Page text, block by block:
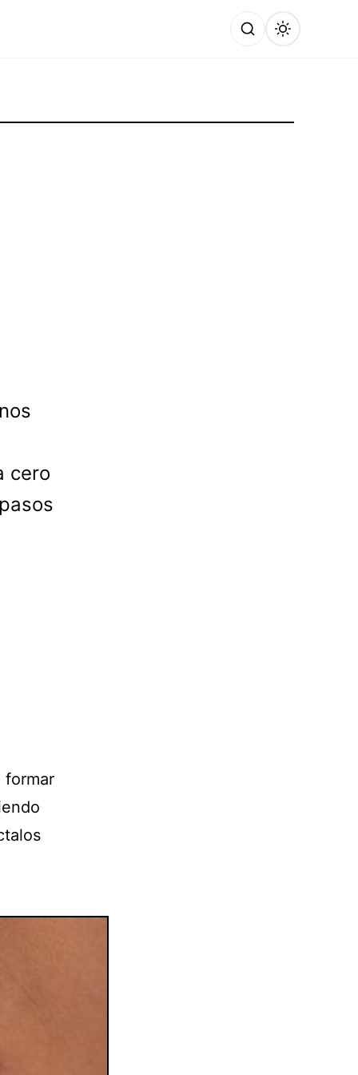
cero
formar